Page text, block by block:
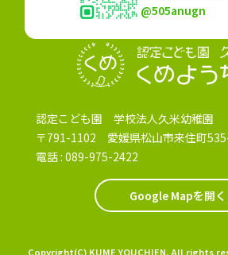
認定こども園 学校法人久米幼稚園
〒791-1102 愛媛県松山市来住町
電話 : 089-975-2422
Google Mapを開く
@505anugn
Copyright(C) KUME YOUCHIEN. All rights